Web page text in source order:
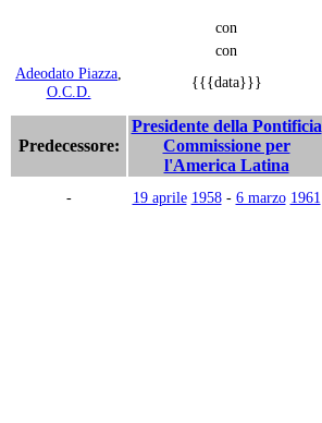
con
con
Adeodato Piazza
O.C.D.
{{{data}}}
Predecessore:
Presidente della Pontificia
Commissione per
l'America Latina
- 19 aprile 1958- 6 marzo 1961